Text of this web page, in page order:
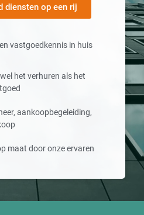
diensten op een rij
vastgoedkennis in huis
het verhuren als het
aankoopbegeleiding,
maat door onze ervaren